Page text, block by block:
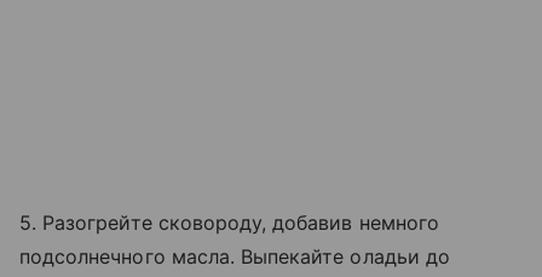
5. Разогрейте сковороду, добавив немного
подсолнечного масла. Выпекайте оладьи до